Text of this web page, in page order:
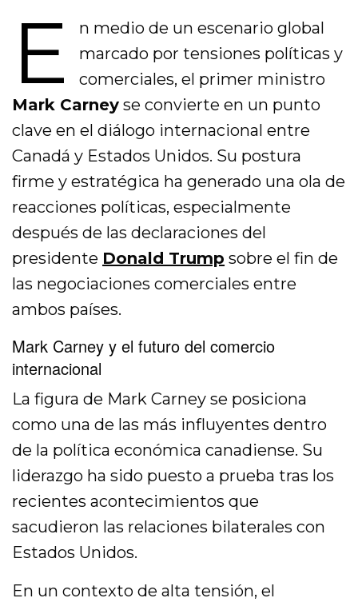
E
n medio de un escenario global
marcado por tensiones políticas y
comerciales, el primer ministro
Mark Carney se convierte en un punto
clave en el diálogo internacional entre
Canadá y Estados Unidos. Su postura
firme y estratégica ha generado una ola de
reacciones políticas, especialmente
después de las declaraciones del
presidente Donald Trump sobre el fin de
las negociaciones comerciales entre
ambos países.
Mark Carney y el futuro del comercio
internacional
La figura de Mark Carney se posiciona
como una de las más influyentes dentro
de la política económica canadiense. Su
liderazgo ha sido puesto a prueba tras los
recientes acontecimientos que
sacudieron las relaciones bilaterales con
Estados Unidos.
En un contexto de alta tensión, el